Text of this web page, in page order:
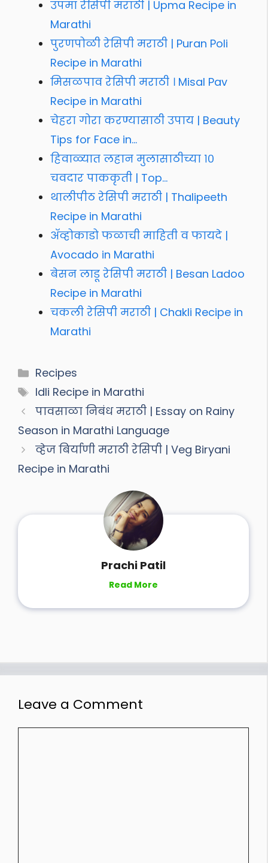
उपमा रेसिपी मराठी | Upma Recipe in
Marathi
पुरणपोळी रेसिपी मराठी | Puran Poli
Recipe in Marathi
मिसळपाव रेसिपी मराठी । Misal Pav
Recipe in Marathi
चेहरा गोरा करण्यासाठी उपाय | Beauty
Tips for Face in…
हिवाळ्यात लहान मुलासाठीच्या १०
चवदार पाककृती | Top…
थालीपीठ रेसिपी मराठी | Thalipeeth
Recipe in Marathi
ॲव्होकाडो फळाची माहिती व फायदे |
Avocado in Marathi
बेसन लाडू रेसिपी मराठी | Besan Ladoo
Recipe in Marathi
चकली रेसिपी मराठी | Chakli Recipe in
Marathi
Categories
Recipes
Tags
Idli Recipe in Marathi
पावसाळा निबंध मराठी | Essay on Rainy
Season in Marathi Language
व्हेज बिर्याणी मराठी रेसिपी | Veg Biryani
Recipe in Marathi
Prachi Patil
Read More
Leave a Comment